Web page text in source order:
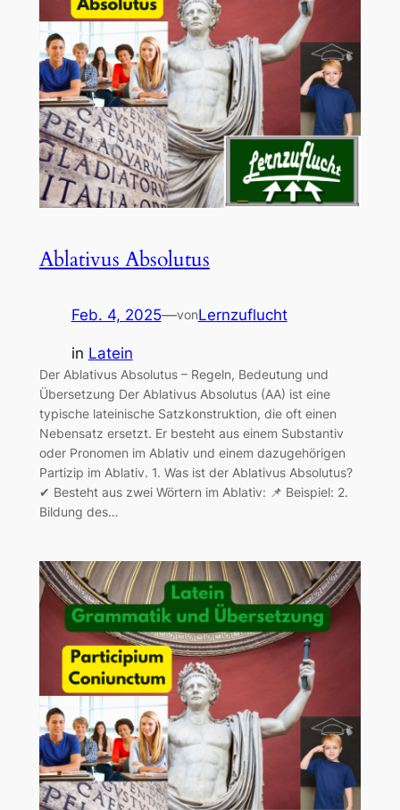
Ablativus Absolutus
Feb. 4, 2025—vonLernzuflucht
in Latein
Der Ablativus Absolutus – Regeln, Bedeutung und
Übersetzung Der Ablativus Absolutus (AA) ist eine
typische lateinische Satzkonstruktion, die oft einen
Nebensatz ersetzt. Er besteht aus einem Substantiv
oder Pronomen im Ablativ und einem dazugehörigen
Partizip im Ablativ. 1. Was ist der Ablativus Absolutus?
✔ Besteht aus zwei Wörtern im Ablativ: 📌 Beispiel: 2.
Bildung des…